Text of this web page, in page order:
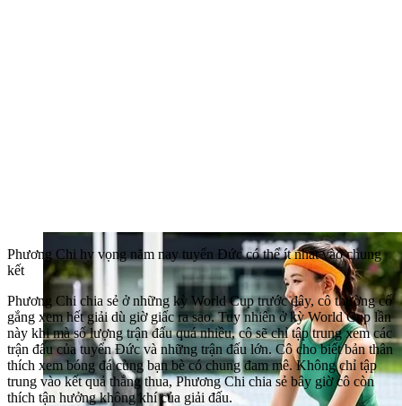
Phương Chi hy vọng năm nay tuyển Đức có thể ít nhất vào chung
kết
Phương Chi chia sẻ ở những kỳ World Cup trước đây, cô thường cố
gắng xem hết giải dù giờ giấc ra sao. Tuy nhiên ở kỳ World Cup lần
này khi mà số lượng trận đấu quá nhiều, cô sẽ chỉ tập trung xem các
trận đấu của tuyển Đức và những trận đấu lớn. Cô cho biết bản thân
thích xem bóng đá cùng bạn bè có chung đam mê. Không chỉ tập
trung vào kết quả thắng thua, Phương Chi chia sẻ bây giờ cô còn
thích tận hưởng không khí của giải đấu.